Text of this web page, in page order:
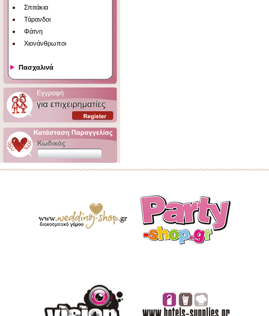
Σπιτάκια
Τάρανδοι
Φάτνη
Χιονάνθρωποι
Πασχαλινά